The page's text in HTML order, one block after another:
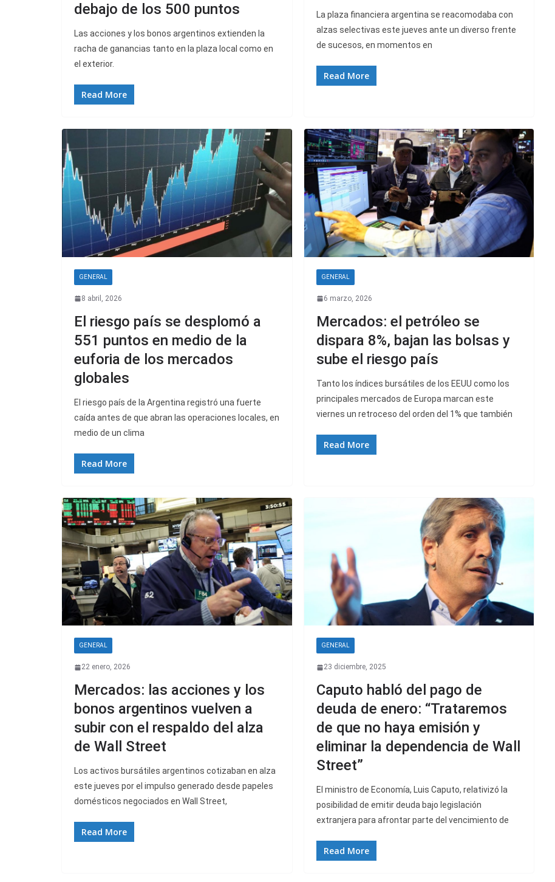
debajo de los 500 puntos
Las acciones y los bonos argentinos extienden la
racha de ganancias tanto en la plaza local como en
el exterior.
Read More
La plaza financiera argentina se reacomodaba con
alzas selectivas este jueves ante un diverso frente
de sucesos, en momentos en
Read More
GENERAL
8 abril, 2026
El riesgo país se desplomó a
551 puntos en medio de la
euforia de los mercados
globales
El riesgo país de la Argentina registró una fuerte
caída antes de que abran las operaciones locales, en
medio de un clima
Read More
GENERAL
6 marzo, 2026
Mercados: el petróleo se
dispara 8%, bajan las bolsas y
sube el riesgo país
Tanto los índices bursátiles de los EEUU como los
principales mercados de Europa marcan este
viernes un retroceso del orden del 1% que también
Read More
GENERAL
22 enero, 2026
Mercados: las acciones y los
bonos argentinos vuelven a
subir con el respaldo del alza
de Wall Street
Los activos bursátiles argentinos cotizaban en alza
este jueves por el impulso generado desde papeles
domésticos negociados en Wall Street,
Read More
GENERAL
23 diciembre, 2025
Caputo habló del pago de
deuda de enero: “Trataremos
de que no haya emisión y
eliminar la dependencia de Wall
Street”
El ministro de Economía, Luis Caputo, relativizó la
posibilidad de emitir deuda bajo legislación
extranjera para afrontar parte del vencimiento de
Read More